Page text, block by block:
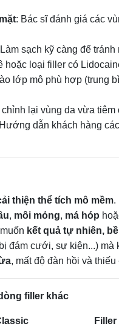
: Bác sĩ đánh giá các
sạch kỹ càng để tránh
hoặc loại filler có
lớp mô phù hợp (trung
lại vùng da vừa tiêm
dẫn khách hàng
thiện thể tích mô mềm.
, môi mỏng, má hóp
kết quả tự nhiên,
đám cưới, sự kiện...)
, mất độ đàn hồi và thiếu
filler khác